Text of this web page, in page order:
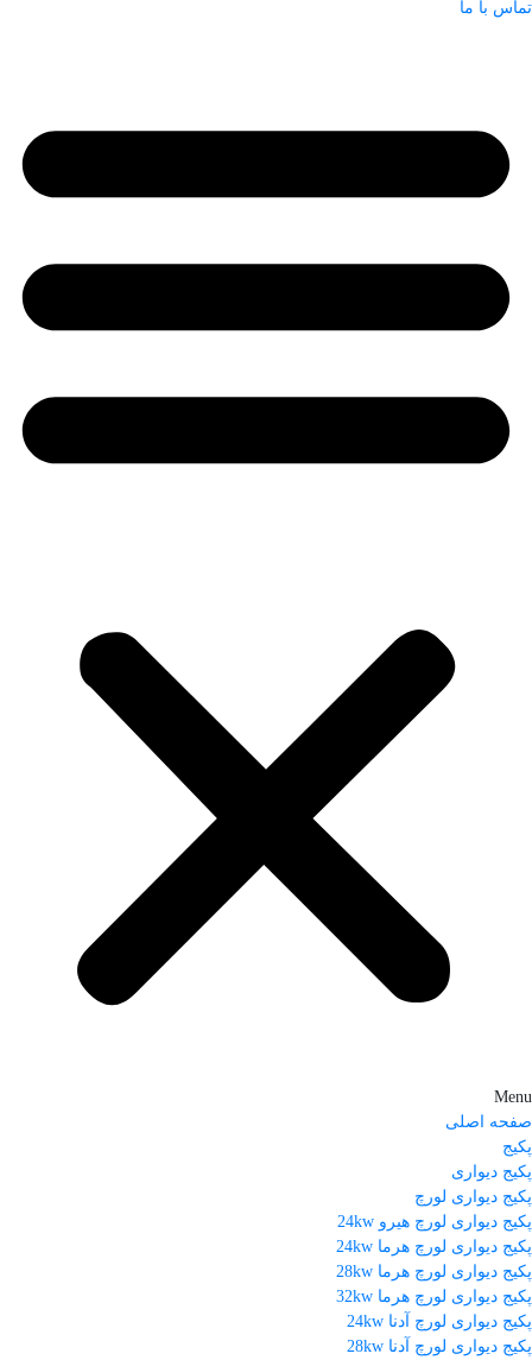
تماس با ما
Menu
صفحه اصلی
پکیج
پکیج دیواری
پکیج دیواری لورچ
پکیج دیواری لورچ هیرو 24kw
پکیج دیواری لورچ هرما 24kw
پکیج دیواری لورچ هرما 28kw
پکیج دیواری لورچ هرما 32kw
پکیج دیواری لورچ آدنا 24kw
پکیج دیواری لورچ آدنا 28kw